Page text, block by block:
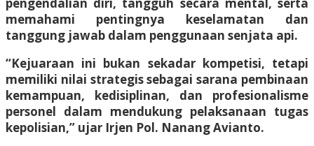
memahami pentingnya keselamatan dan
tanggung jawab dalam penggunaan senjata api.
“Kejuaraan ini bukan sekadar kompetisi, tetapi
memiliki nilai strategis sebagai sarana pembinaan
kemampuan, kedisiplinan, dan profesionalisme
personel dalam mendukung pelaksanaan tugas
kepolisian,” ujar Irjen Pol. Nanang Avianto.